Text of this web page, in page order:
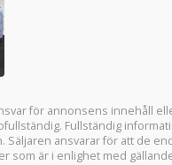
för annonsens innehåll
Fullständig
Säljaren ansvarar för att de
som är i enlighet med